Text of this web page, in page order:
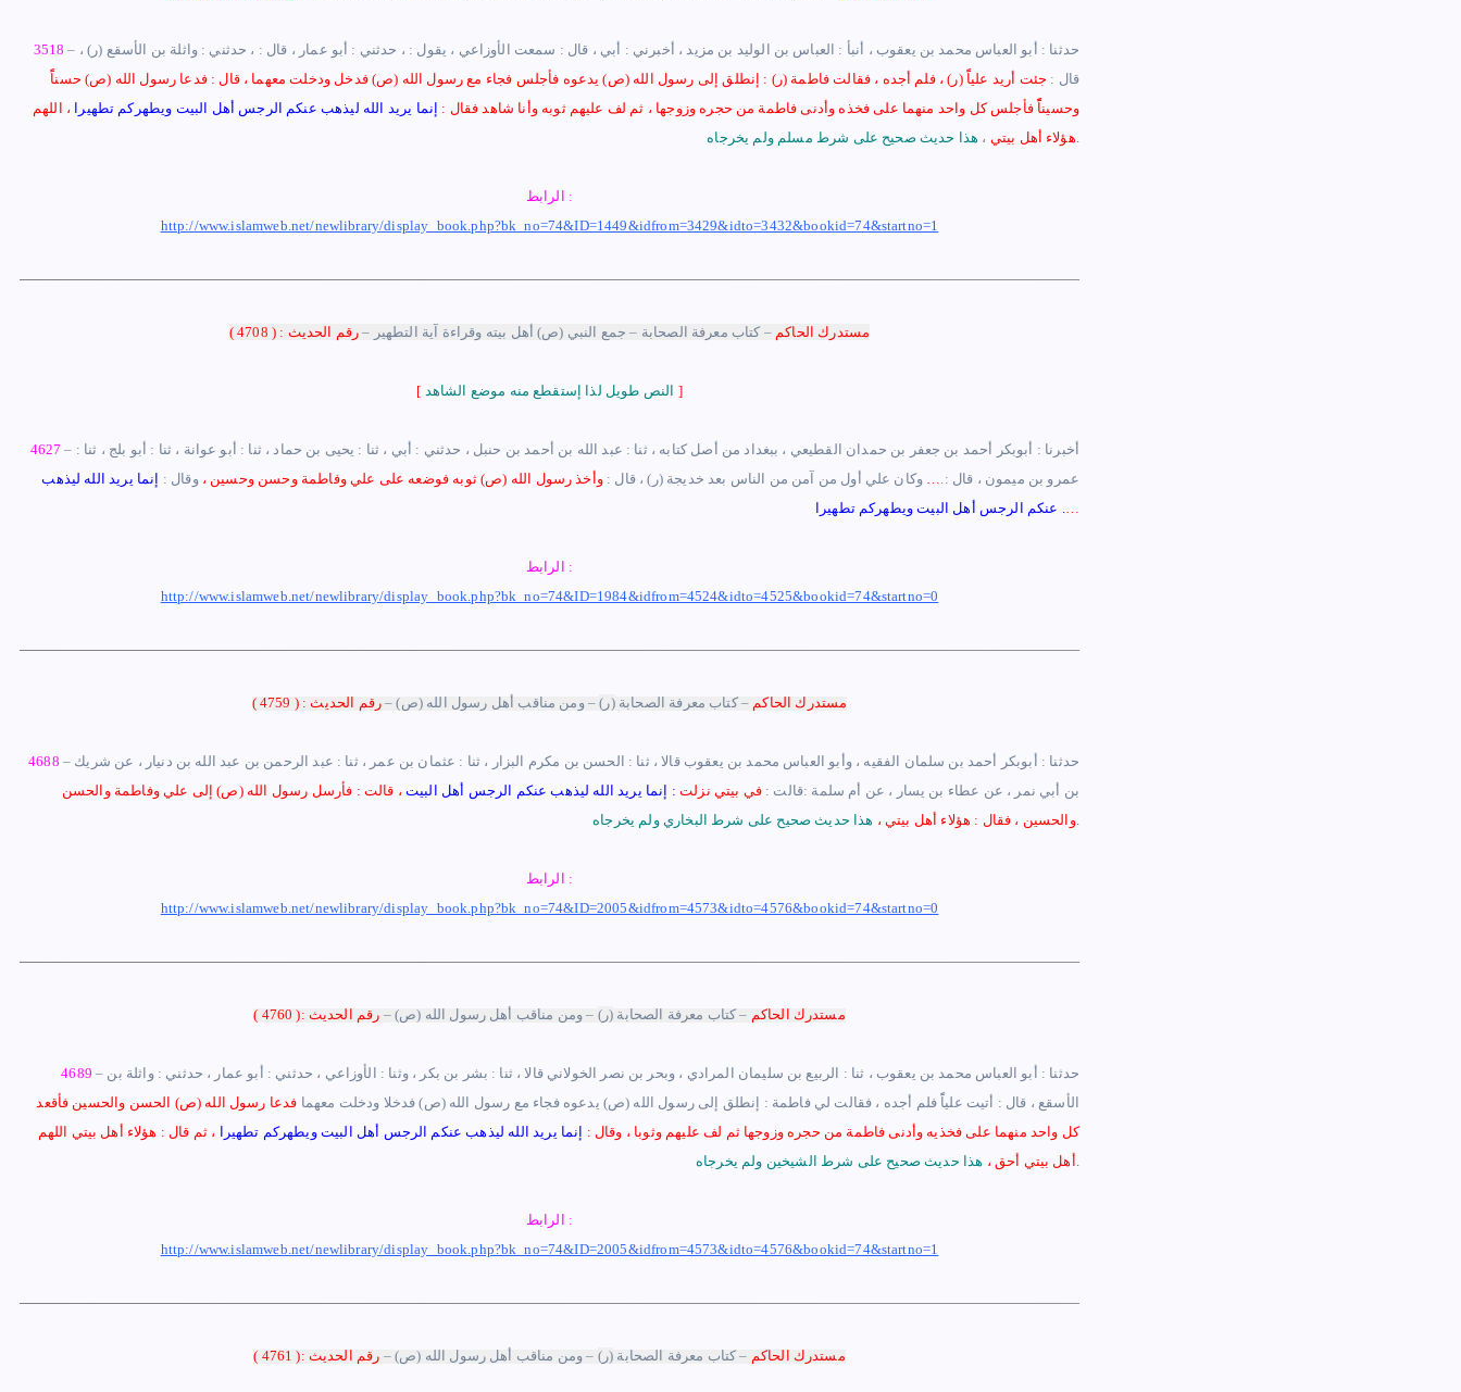
3518 – حدثنا : أبو العباس محمد بن يعقوب ، أنبأ : العباس بن الوليد بن مزيد ، أخبرني : أبي ، قال : سمعت الأوزاعي ، يقول : ، حدثني : أبو عمار ، قال : ، حدثني : واثلة بن الأسقع (ر) ،
قال : جئت أريد علياًً (ر) ، فلم أجده ، فقالت فاطمة (ر) : إنطلق إلى رسول الله (ص) يدعوه فأجلس فجاء مع رسول الله (ص) فدخل ودخلت معهما ، قال : فدعا رسول الله (ص) حسناًً
وحسيناًًً فأجلس كل واحد منهما على فخذه وأدنى فاطمة من حجره وزوجها ، ثم لف عليهم ثوبه وأنا شاهد فقال : إنما يريد الله ليذهب عنكم الرجس أهل البيت ويطهركم تطهيرا ، اللهم
هؤلاء أهل بيتي ، هذا حديث صحيح على شرط مسلم ولم يخرجاه .
الرابط :
http://www.islamweb.net/newlibrary/display_book.php?bk_no=74&ID=1449&idfrom=3429&idto=3432&bookid=74&startno=1
مستدرك الحاكم– كتاب معرفة الصحابة –جمع النبي (ص) أهل بيته وقراءة آية التطهير – رقم الحديث : ( 4708 )
[ ]
4627 – أخبرنا : أبوبكر أحمد بن جعفر بن حمدان القطيعي ، ببغداد من أصل كتابه ، ثنا : عبد الله بن أحمد بن حنبل ، حدثني : أبي ، ثنا : يحيى بن حماد ، ثنا : أبو عوانة ، ثنا : أبو بلج ، ثنا :
عمرو بن ميمون ، قال :.
… وكان علي أول من آمن من الناس بعد خديجة (ر) ، قال :وأخذ رسول الله (ص) ثوبه فوضعه على علي وفاطمة وحسن وحسين ،وقال : إنما يريد الله ليذهب
عنكم الرجس أهل البيت ويطهركم تطهيرا .…
الرابط :
http://www.islamweb.net/newlibrary/display_book.php?bk_no=74&ID=1984&idfrom=4524&idto=4525&bookid=74&startno=0
مستدرك الحاكم – كتاب معرفة الصحابة(ر)– ومن مناقب أهل رسول الله (ص) – رقم الحديث : (
4759 )
4688 – حدثنا : أبوبكر أحمد بن سلمان الفقيه ، وأبو العباس محمد بن يعقوب قالا ، ثنا : الحسن بن مكرم البزار ، ثنا : عثمان بن عمر ، ثنا : عبد الرحمن بن عبد الله بن دنيار ، عن شريك
بن أبي نمر ، عن عطاء بن يسار ، عن أم سلمة :قالت :في بيتي نزلت : إنما يريد الله ليذهب عنكم الرجس أهل البيت ، قالت : فأرسل رسول الله (ص) إلى علي وفاطمة والحسن
والحسين ، فقال : هؤلاء أهل بيتي ، هذا حديث صحيح على شرط البخاري ولم يخرجاه.
الرابط :
http://www.islamweb.net/newlibrary/display_book.php?bk_no=74&ID=2005&idfrom=4573&idto=4576&bookid=74&startno=0
مستدرك الحاكم – كتاب معرفة الصحابة (ر) – ومن مناقب أهل رسول الله (ص) – رقم الحديث :(
4760 )
4689 – حدثنا : أبو العباس محمد بن يعقوب ، ثنا : الربيع بن سليمان المرادي ، وبحر بن نصر الخولاني قالا ، ثنا : بشر بن بكر ،وثنا : الأوزاعي ، حدثني : أبو عمار ، حدثني : واثلة بن
الأسقع ، قال : أتيت علياًً فلم أجده ، فقالت لي فاطمة : إنطلق إلى رسول الله (ص) يدعوه فجاء مع رسول الله (ص) فدخلا ودخلت معهما فدعا رسول الله (ص) الحسن والحسين فأقعد
كل واحد منهما على فخذيه وأدنى فاطمة من حجره وزوجها ثم لف عليهم وثوبا ، وقال : إنما يريد الله ليذهب عنكم الرجس أهل البيت ويطهركم تطهيرا ، ثم قال : هؤلاء أهل بيتي اللهم
أهل بيتي أحق ، هذا حديث صحيح على شرط الشيخين ولم يخرجاه.
الرابط :
http://www.islamweb.net/newlibrary/display_book.php?bk_no=74&ID=2005&idfrom=4573&idto=4576&bookid=74&startno=1
مستدرك الحاكم – كتاب معرفة الصحابة (ر) – ومن مناقب أهل رسول الله (ص) – رقم الحديث :(
4761 )